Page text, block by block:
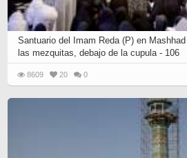
Santuario del Imam Reda (P) en
las mezquitas, debajo de la cupula - 106
8609 20 0